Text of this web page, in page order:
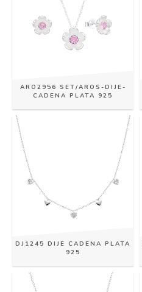
ARO2956 SET/AROS-DIJE-
CADENA PLATA 925
DJ1245 DIJE CADENA PLATA
925